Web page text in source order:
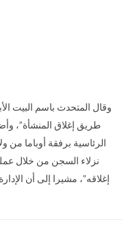
وقال المتحدث باسم البيت
طريق إغلاق المنشأة”،
الرئاسية برفقة أوباما من
نزلاء السجن من خلال
إغلاقه”، مشيرا إلى أن